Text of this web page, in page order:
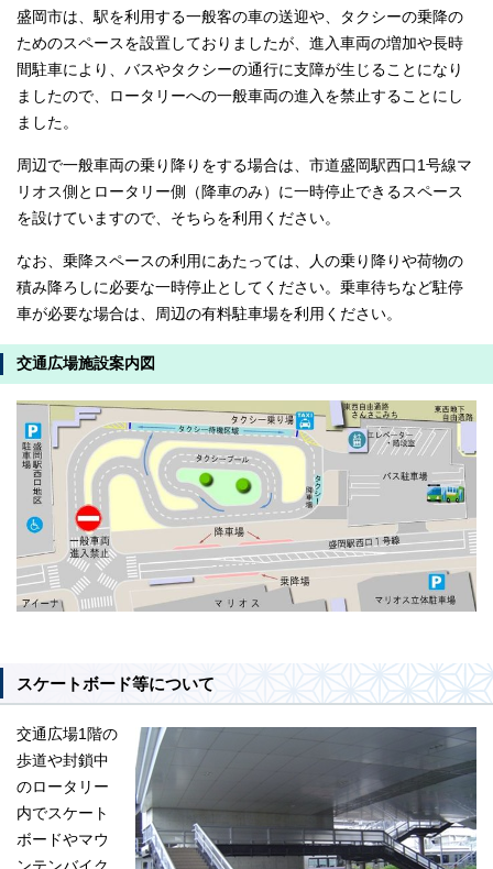
盛岡市は、駅を利用する一般客の車の送迎や、タクシーの乗降の
ためのスペースを設置しておりましたが、進入車両の増加や長時
間駐車により、バスやタクシーの通行に支障が生じることになり
ましたので、ロータリーへの一般車両の進入を禁止することにし
ました。
周辺で一般車両の乗り降りをする場合は、市道盛岡駅西口1号線マ
リオス側とロータリー側（降車のみ）に一時停止できるスペース
を設けていますので、そちらを利用ください。
なお、乗降スペースの利用にあたっては、人の乗り降りや荷物の
積み降ろしに必要な一時停止としてください。乗車待ちなど駐停
車が必要な場合は、周辺の有料駐車場を利用ください。
交通広場施設案内図
スケートボード等について
交通広場1階の
歩道や封鎖中
のロータリー
内でスケート
ボードやマウ